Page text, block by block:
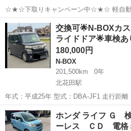
☆★☆下取りキャンペーン中☆★☆ 軽自動
ます！！！ ●平成25年式 ●ホンダN-BOX ●ワイン ●走行距離133343キ
ロ ●両側パワースライド ●地デジナビ ●
...
大阪 岸和田市 久米田駅
交換可🌟N-BOXカ
ライドドア🌟車検
180,000円
N-BOX
201,500km
0年
北花田駅
年式：平成25年 型式：DBA-JF1 走行距
12月 グレード GL おすすめポイント！！！！ 両側電動パワースライ
ドドア！ Bluetoothナビあり！ETCあり！
大阪 堺市 北花田駅
ホンダ ライフ Ｇ
ーレス ＣＤ 電